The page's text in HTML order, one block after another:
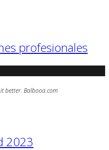
profesionales
better. Balbooa.com
2023